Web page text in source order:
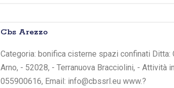
Cbs Arezzo
Categoria: bonifica cisterne spazi confinati
Arno, - 52028, - Terranuova Bracciolini, - Attività
055900616, Email: info@cbssrl.eu www.?